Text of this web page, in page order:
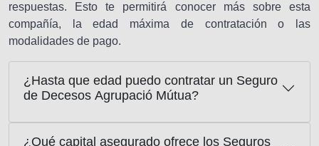
respuestas. Esto te permitirá conocer más sobre esta
compañía, la edad máxima de contratación o las
modalidades de pago.
¿Hasta que edad puedo contratar un Seguro
de Decesos Agrupació Mútua?
¿Qué capital asegurado ofrece los Seguros